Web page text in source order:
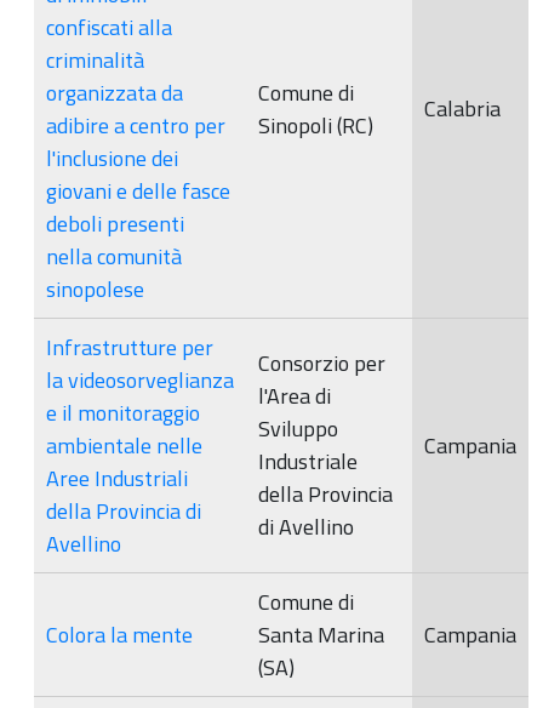
confiscati alla
criminalità
organizzata da
adibire a centro per
l'inclusione dei
giovani e delle fasce
deboli presenti
nella comunità
sinopolese
Comune di
Sinopoli (RC)
Calabria
Infrastrutture per
la videosorveglianza
e il monitoraggio
ambientale nelle
Aree Industriali
della Provincia di
Avellino
Consorzio per
l'Area di
Sviluppo
Industriale
della Provincia
di Avellino
Campania
Colora la mente
Comune di
Santa Marina
(SA)
Campania